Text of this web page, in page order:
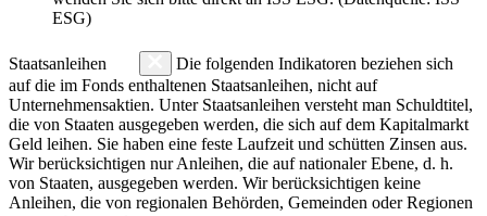
ESG)
Staatsanleihen
Die folgenden Indikatoren beziehen sich
auf die im Fonds enthaltenen Staatsanleihen, nicht auf
Unternehmensaktien. Unter Staatsanleihen versteht man Schuldtitel,
die von Staaten ausgegeben werden, die sich auf dem Kapitalmarkt
Geld leihen. Sie haben eine feste Laufzeit und schütten Zinsen aus.
Wir berücksichtigen nur Anleihen, die auf nationaler Ebene, d. h.
von Staaten, ausgegeben werden. Wir berücksichtigen keine
Anleihen, die von regionalen Behörden, Gemeinden oder Regionen